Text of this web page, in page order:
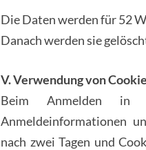
Die Daten werden für 52
Danach werden sie
V. Verwendung von
Beim Anmelden in
Anmeldeinformationen
nach zwei Tagen und